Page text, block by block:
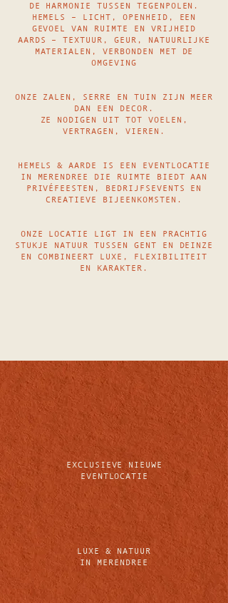
DE HARMONIE TUSSEN TEGENPOLEN.
HEMELS – LICHT, OPENHEID, EEN
GEVOEL VAN RUIMTE EN VRIJHEID
AARDS – TEXTUUR, GEUR, NATUURLIJKE
MATERIALEN, VERBONDEN MET DE
OMGEVING
ONZE ZALEN, SERRE EN TUIN ZIJN MEER
DAN EEN DECOR.
ZE NODIGEN UIT TOT VOELEN,
VERTRAGEN, VIEREN.
HEMELS & AARDE IS EEN EVENTLOCATIE
IN MERENDREE DIE RUIMTE BIEDT AAN
PRIVÉFEESTEN, BEDRIJFSEVENTS EN
CREATIEVE BIJEENKOMSTEN.
ONZE LOCATIE LIGT IN EEN PRACHTIG
STUKJE NATUUR TUSSEN GENT EN DEINZE
EN COMBINEERT LUXE, FLEXIBILITEIT
EN KARAKTER.
EXCLUSIEVE NIEUWE
EVENTLOCATIE
LUXE & NATUUR
IN MERENDREE